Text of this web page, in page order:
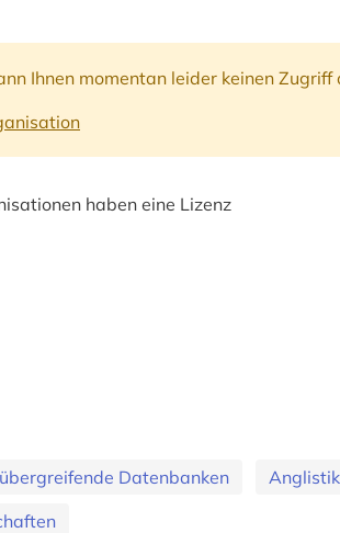
Ihnen momentan leider keinen
haben eine Lizenz
Datenbanken